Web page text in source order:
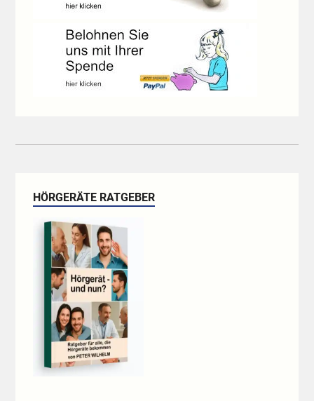
HÖRGERÄTE RATGEBER